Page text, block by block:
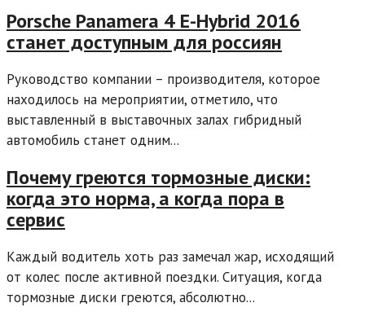
Porsche Panamera 4 E-Hybrid 2016
станет доступным для россиян
Руководство компании – производителя, которое
находилось на мероприятии, отметило, что
выставленный в выставочных залах гибридный
автомобиль станет одним...
Почему греются тормозные диски:
когда это норма, а когда пора в
сервис
Каждый водитель хоть раз замечал жар, исходящий
от колес после активной поездки. Ситуация, когда
тормозные диски греются, абсолютно...